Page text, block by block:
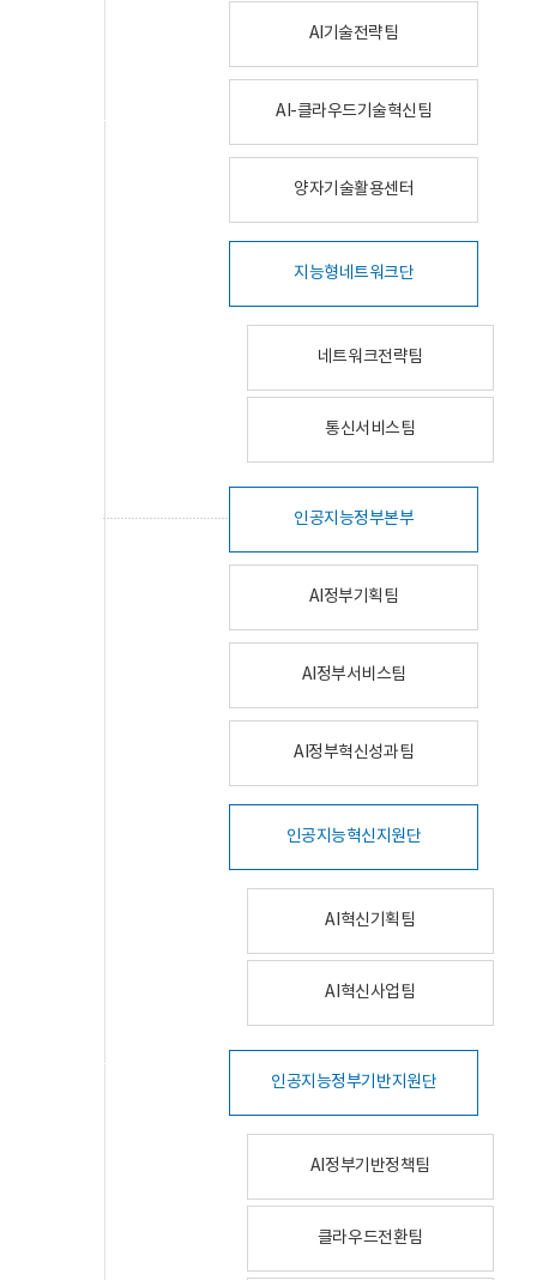
AI기술전략팀
AI-클라우드기술혁신팀
양자기술활용센터
지능형네트워크단
네트워크전략팀
통신서비스팀
인공지능정부본부
AI정부기획팀
AI정부서비스팀
AI정부혁신성과팀
인공지능혁신지원단
AI혁신기획팀
AI혁신사업팀
인공지능정부기반지원단
AI정부기반정책팀
클라우드전환팀